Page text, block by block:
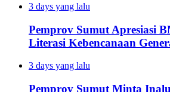
3 days yang lalu
Pemprov Sumut Apresiasi
Literasi Kebencanaan
3 days yang lalu
Pemprov Sumut Minta